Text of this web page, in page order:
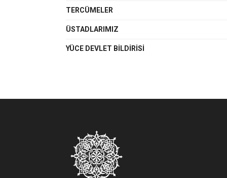
TERCÜMELER
ÜSTADLARIMIZ
YÜCE DEVLET BILDIRISI